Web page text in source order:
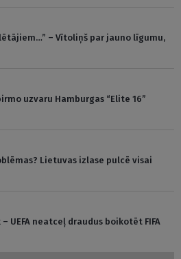
– Vītoliņš par jauno līgumu,
uzvaru Hamburgas “Elite 16”
Lietuvas izlase pulcē visai
UEFA neatceļ draudus boikotēt FIFA